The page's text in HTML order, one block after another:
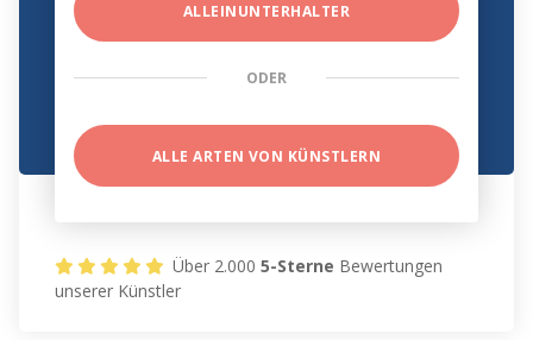
ALLEINUNTERHALTER
ODER
ALLE ARTEN VON KÜNSTLERN
Über 2.0005-Sterne Bewertungen
unserer Künstler